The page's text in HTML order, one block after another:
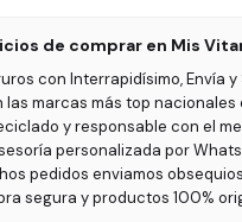
de comprar en Mis
con Interrapidísimo, Envía
las marcas más top
y responsable con el
personalizada por
pedidos enviamos
segura y productos 100%